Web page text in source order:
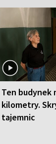
Ten budynek
kilometry.
tajemnic